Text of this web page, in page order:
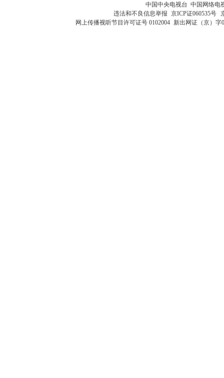
中国中央电视台 中国网络电
违法和不良信息举报 京ICP证060535号
网上传播视听节目许可证号 0102004 新出网证（京）